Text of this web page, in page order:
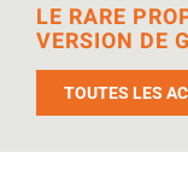
LE RARE
VERSION DE
TOUTES LES